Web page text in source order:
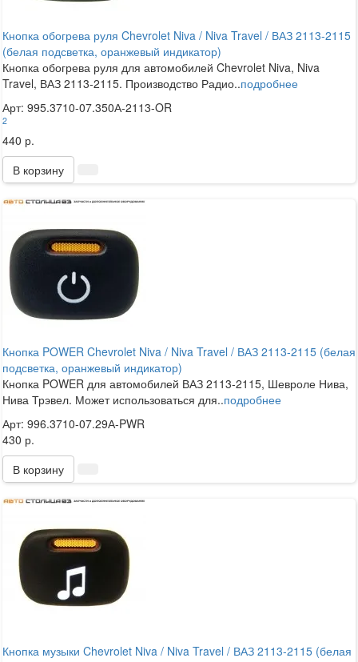
Кнопка обогрева руля Chevrolet Niva / Niva Travel / ВАЗ 2113-2115
(белая подсветка, оранжевый индикатор)
Кнопка обогрева руля для автомобилей Chevrolet Niva, Niva
Travel, ВАЗ 2113-2115. Производство Радио..подробнее
Арт: 995.3710-07.350А-2113-OR
2
440 р.
В корзину
Кнопка POWER Chevrolet Niva / Niva Travel / ВАЗ 2113-2115 (белая
подсветка, оранжевый индикатор)
Кнопка POWER для автомобилей ВАЗ 2113-2115, Шевроле Нива,
Нива Трэвел. Может использоваться для..подробнее
Арт: 996.3710-07.29А-PWR
430 р.
В корзину
Кнопка музыки Chevrolet Niva / Niva Travel / ВАЗ 2113-2115 (белая